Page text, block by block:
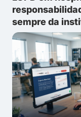
sempre da